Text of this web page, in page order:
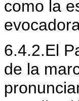
como la
6.4.2.El
de la